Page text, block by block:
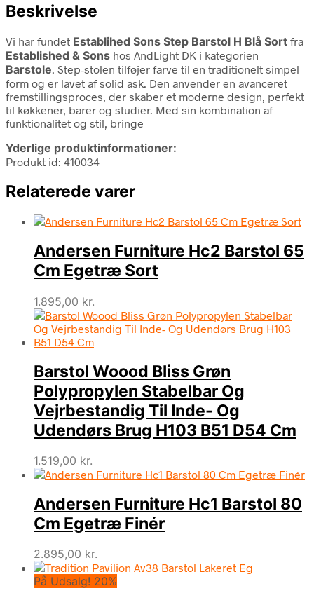
Beskrivelse
Vi har fundet Establihed Sons Step Barstol H Blå Sort fra
Established & Sons hos AndLight DK i kategorien
Barstole. Step-stolen tilføjer farve til en traditionelt simpel
form og er lavet af solid ask. Den anvender en avanceret
fremstillingsproces, der skaber et moderne design, perfekt
til køkkener, barer og studier. Med sin kombination af
funktionalitet og stil, bringe
Yderlige produktinformationer:
Produkt id: 410034
Relaterede varer
Andersen Furniture Hc2 Barstol 65
Cm Egetræ Sort
1.895,00 kr.
Barstol Woood Bliss Grøn
Polypropylen Stabelbar Og
Vejrbestandig Til Inde- Og
Udendørs Brug H103 B51 D54 Cm
1.519,00 kr.
Andersen Furniture Hc1 Barstol 80
Cm Egetræ Finér
2.895,00 kr.
På Udsalg! 20%